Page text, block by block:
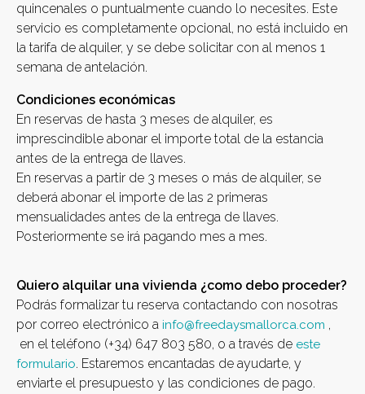
quincenales o puntualmente cuando lo necesites. Este
servicio es completamente opcional, no está incluido en
la tarifa de alquiler, y se debe solicitar con al menos 1
semana de antelación.
Condiciones económicas
En reservas de hasta 3 meses de alquiler, es
imprescindible abonar el importe total de la estancia
antes de la entrega de llaves.
En reservas a partir de 3 meses o más de alquiler, se
deberá abonar el importe de las 2 primeras
mensualidades antes de la entrega de llaves.
Posteriormente se irá pagando mes a mes.
Quiero alquilar una vivienda ¿como debo proceder?
Podrás formalizar tu reserva contactando con nosotras
por correo electrónico a info@freedaysmallorca.com ,
en el teléfono (+34) 647 803 580, o a través de este
formulario. Estaremos encantadas de ayudarte, y
enviarte el presupuesto y las condiciones de pago.